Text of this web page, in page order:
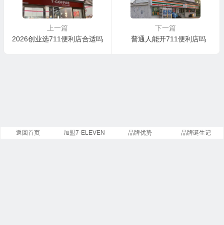
上一篇
2026创业选711便利店合适吗
下一篇
普通人能开711便利店吗
返回首页 加盟7-ELEVEN 品牌优势 品牌诞生记